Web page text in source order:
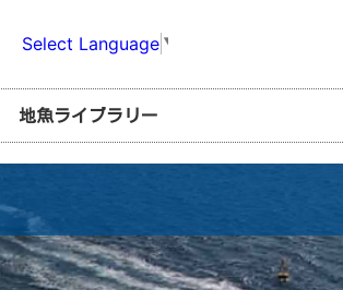
Select Language ▼
地魚ライブラリー